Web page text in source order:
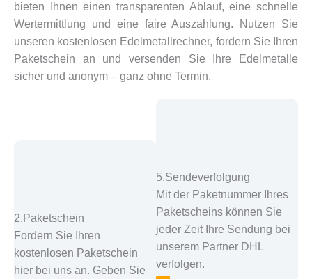
bieten Ihnen einen transparenten Ablauf, eine schnelle
Wertermittlung und eine faire Auszahlung. Nutzen Sie
unseren kostenlosen Edelmetallrechner, fordern Sie Ihren
Paketschein an und versenden Sie Ihre Edelmetalle
sicher und anonym – ganz ohne Termin.
2.Paketschein
Fordern Sie Ihren
kostenlosen Paketschein
hier bei uns an. Geben Sie
5.Sendeverfolgung
Mit der Paketnummer Ihres
Paketscheins können Sie
jeder Zeit Ihre Sendung bei
unserem Partner DHL
verfolgen.